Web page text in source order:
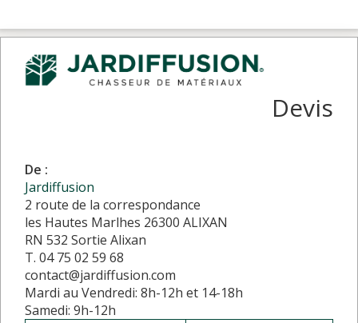
Devis
De :
Jardiffusion
2 route de la correspondance
les Hautes Marlhes 26300 ALIXAN
RN 532 Sortie Alixan
T. 04 75 02 59 68
contact@jardiffusion.com
Mardi au Vendredi: 8h-12h et 14-18h
Samedi: 9h-12h